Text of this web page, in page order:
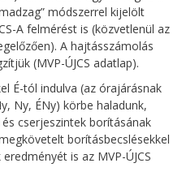
módszerrel kijelölt
A felmérést is (közvetlenül az
A hajtásszámolás
(MVP-ÚJCS adatlap).
É-tól indulva (az órajárásnak
Ny, ÉNy) körbe haladunk,
cserjeszintek borításának
borításbecslésekkel
is az MVP-ÚJCS